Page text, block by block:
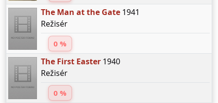
The Man at the Gate1941
Režisér
0 %
The First Easter1940
Režisér
0 %